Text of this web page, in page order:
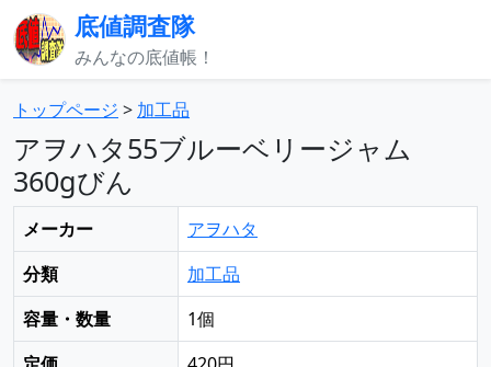
底値調査隊
みんなの底値帳！
トップページ > 加工品
アヲハタ55ブルーベリージャム
360gびん
メーカー
アヲハタ
分類
加工品
容量・数量
1個